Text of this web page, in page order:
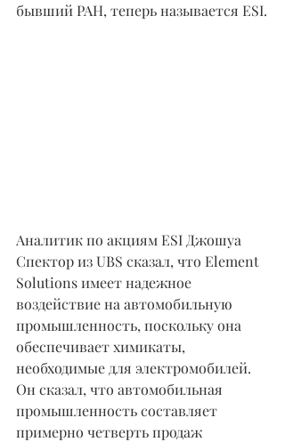
бывший PAH, теперь называется ESI.
Аналитик по акциям ESI Джошуа
Спектор из UBS сказал, что Element
Solutions имеет надежное
воздействие на автомобильную
промышленность, поскольку она
обеспечивает химикаты,
необходимые для электромобилей.
Он сказал, что автомобильная
промышленность составляет
примерно четверть продаж